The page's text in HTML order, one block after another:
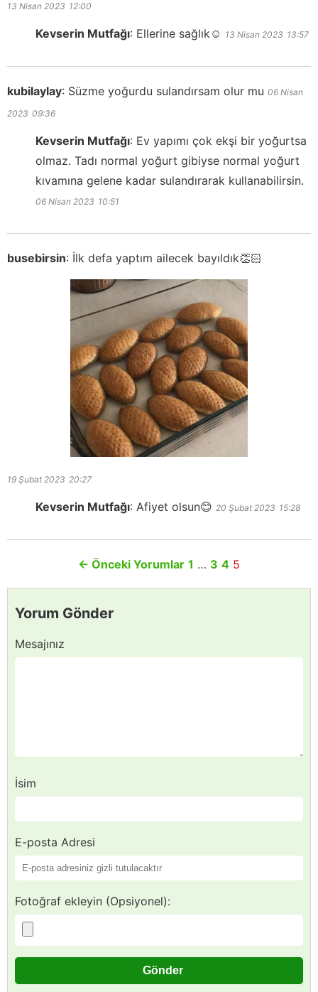
13 Nisan 2023 12:00
Kevserin Mutfağı: Ellerine sağlık☺️ 13 Nisan 2023 13:57
kubilaylay: Süzme yoğurdu sulandırsam olur mu 06 Nisan
2023 09:36
Kevserin Mutfağı: Ev yapımı çok ekşi bir yoğurtsa
olmaz. Tadı normal yoğurt gibiyse normal yoğurt
kıvamına gelene kadar sulandırarak kullanabilirsin.
06 Nisan 2023 10:51
busebirsin: İlk defa yaptım ailecek bayıldık👏🏻
19 Şubat 2023 20:27
Kevserin Mutfağı: Afiyet olsun😊 20 Şubat 2023 15:28
← Önceki Yorumlar 1 … 3 4 5
Yorum Gönder
Mesajınız
İsim
E-posta Adresi
Fotoğraf ekleyin (Opsiyonel):